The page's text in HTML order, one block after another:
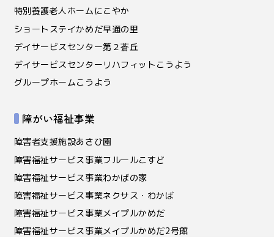
特別養護老人ホームにこやか
ショートステイかめだ早通の里
デイサービスセンター第２蒼丘
デイサービスセンターリハフィットこうよう
グループホームこうよう
障がい福祉事業
障害者支援施設あさひ園
障害福祉サービス事業フルールこすど
障害福祉サービス事業わかばの家
障害福祉サービス事業ネクサス・わかば
障害福祉サービス事業メイプルかめだ
障害福祉サービス事業メイプルかめだ2号館